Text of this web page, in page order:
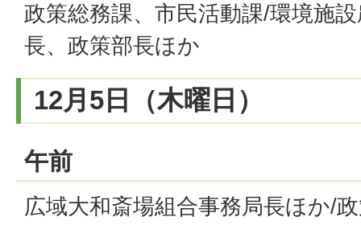
政策総務課、市民活動課/環境施
長、政策部長ほか
12月5日（木曜日）
午前
広域大和斎場組合事務局長ほか/